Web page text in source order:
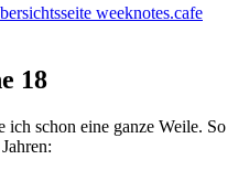
weeknotes.cafe
18
schon eine ganze Weile. So